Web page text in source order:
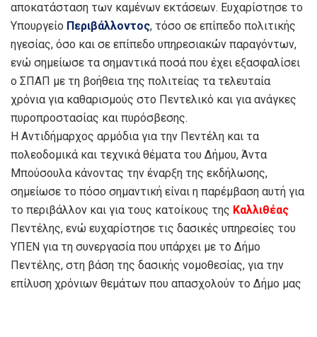
αποκατάσταση των καμένων εκτάσεων. Ευχαρίστησε το
Υπουργείο Περιβάλλοντος, τόσο σε επίπεδο πολιτικής
ηγεσίας, όσο και σε επίπεδο υπηρεσιακών παραγόντων,
ενώ σημείωσε τα σημαντικά ποσά που έχει εξασφαλίσει
ο ΣΠΑΠ με τη βοήθεια της πολιτείας τα τελευταία
χρόνια για καθαρισμούς στο Πεντελικό και για ανάγκες
πυροπροστασίας και πυρόσβεσης.
Η Αντιδήμαρχος αρμόδια για την Πεντέλη και τα
πολεοδομικά και τεχνικά θέματα του Δήμου, Άντα
Μπούσουλα κάνοντας την έναρξη της εκδήλωσης,
σημείωσε το πόσο σημαντική είναι η παρέμβαση αυτή για
το περιβάλλον και για τους κατοίκους της Καλλιθέας
Πεντέλης, ενώ ευχαρίστησε τις δασικές υπηρεσίες του
ΥΠΕΝ για τη συνεργασία που υπάρχει με το Δήμο
Πεντέλης, στη βάση της δασικής νομοθεσίας, για την
επίλυση χρόνιων θεμάτων που απασχολούν το Δήμο μας